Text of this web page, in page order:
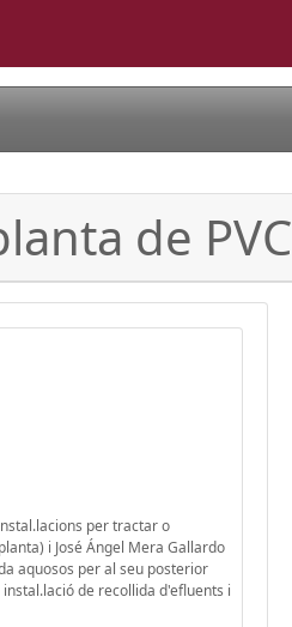
de PVC
per tractar o
i José Ángel Mera Gallardo
aquosos per al seu posterior
de recollida d'efluents i